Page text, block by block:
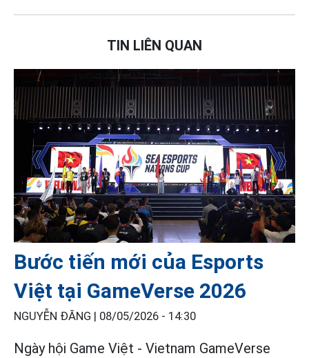
TIN LIÊN QUAN
Bước tiến mới của Esports
Việt tại GameVerse 2026
NGUYỄN ĐĂNG | 08/05/2026 - 14:30
Ngày hội Game Việt - Vietnam GameVerse